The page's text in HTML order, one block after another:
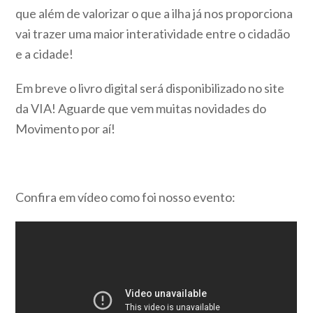
que além de valorizar o que a ilha já nos proporciona
vai trazer uma maior interatividade entre o cidadão
e a cidade!
Em breve o livro digital será disponibilizado no site
da VIA! Aguarde que vem muitas novidades do
Movimento por aí!
Confira em vídeo como foi nosso evento: